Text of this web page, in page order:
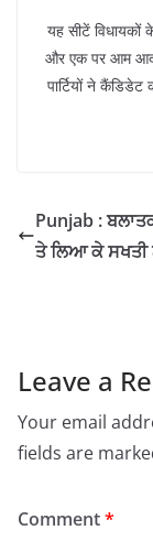
यह सीटें विधायकों
और एक पर आम
पार्टियों ने कैंडिडेट
Punjab :
ਤੇ ਲਿਆ ਕੇ ਸਖਤੀ
Leave a
Your email
fields are
Comment*